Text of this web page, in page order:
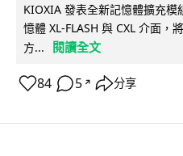
KIOXIA 發表全新記憶體擴充
憶體 XL-FLASH 與 CXL 介面，
方...
閱讀全文
84 5 ↗ 分享